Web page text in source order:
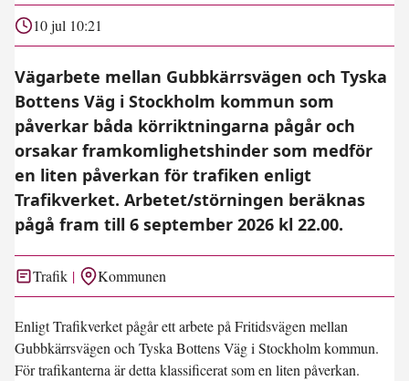
10 jul 10:21
Vägarbete mellan Gubbkärrsvägen och Tyska
Bottens Väg i Stockholm kommun som
påverkar båda körriktningarna pågår och
orsakar framkomlighetshinder som medför
en liten påverkan för trafiken enligt
Trafikverket. Arbetet/störningen beräknas
pågå fram till 6 september 2026 kl 22.00.
Trafik Kommunen
Enligt Trafikverket pågår ett arbete på Fritidsvägen mellan
Gubbkärrsvägen och Tyska Bottens Väg i Stockholm kommun.
För trafikanterna är detta klassificerat som en liten påverkan.